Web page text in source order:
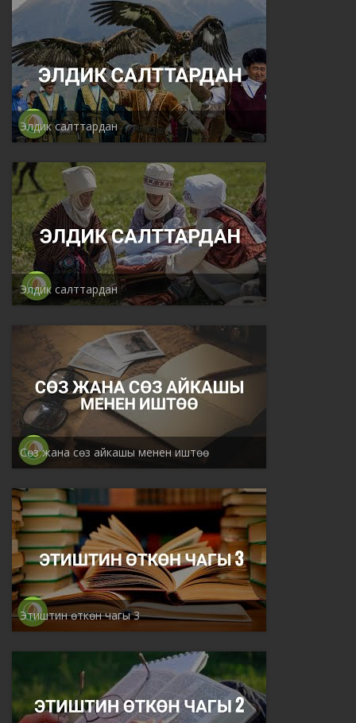
Элдик салттардан
Элдик салттардан
Сөз жана сөз айкашы менен иштөө
Этиштин өткөн чагы 3